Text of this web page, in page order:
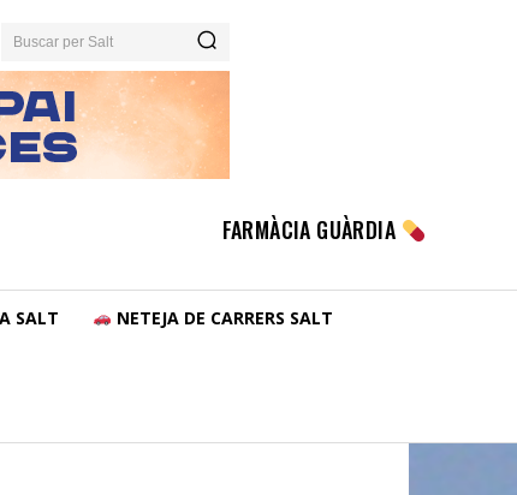
Buscar per Salt
FARMÀCIA GUÀRDIA
SALT NETEJA DE CARRERS SALT